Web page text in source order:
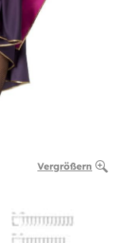
Vergrößern